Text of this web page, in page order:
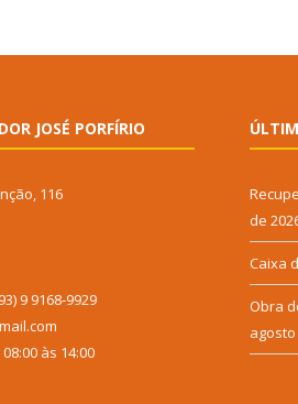
JOSÉ PORFÍRIO
116
9 9168-9929
às 14:00
de
Caixa
Obra